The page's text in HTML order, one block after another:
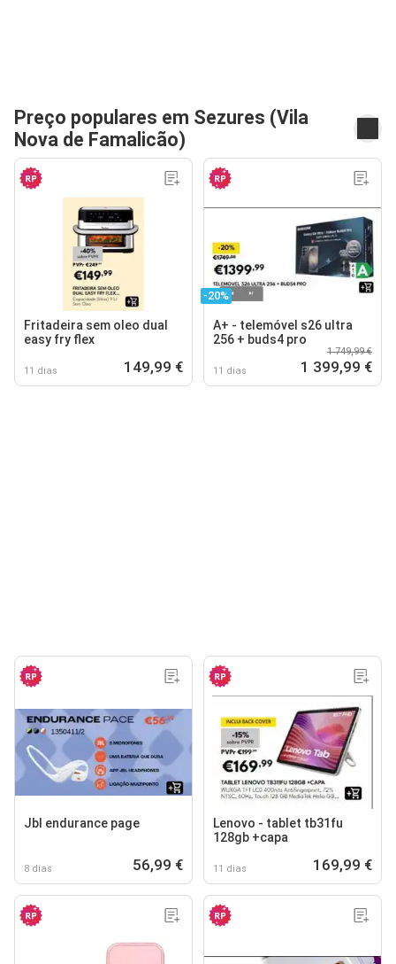
Preço populares em Sezures (Vila
Nova de Famalicão)
Fritadeira sem oleo dual
easy fry flex
11 dias 149,99 €
-20%
A+ - telemóvel s26 ultra
256 + buds4 pro
11 dias
1 749,99 €
1 399,99 €
Jbl endurance page
8 dias 56,99 €
Lenovo - tablet tb31fu
128gb +capa
11 dias 169,99 €